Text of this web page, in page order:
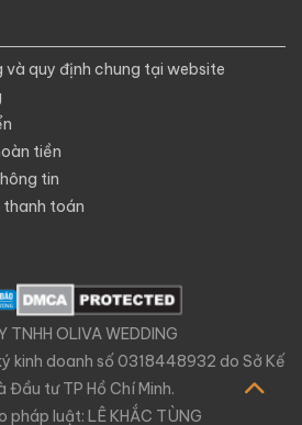
quy định chung tại website
tiền
tin
thanh toán
TNHH OLIVA WEDDING
kinh doanh số 0318448932 do Sở Kế
Đầu tư TP Hồ Chí Minh.
pháp luật: LÊ KHẮC TÙNG